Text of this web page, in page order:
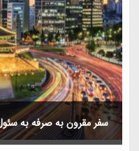
سفر مقرون به صرفه به